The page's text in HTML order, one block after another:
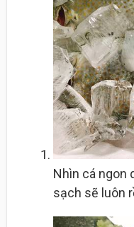
Nhìn cá ngon
sạch sẽ luôn